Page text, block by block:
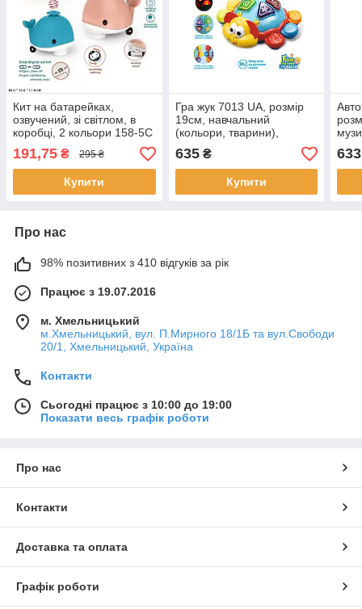
Кит на батарейках,
озвучений, зі світлом, в
коробці, 2 кольори 158-5C
, розмір кита 15-13-
11,5см.
191,75 ₴ 295 ₴
Купити
Гра жук 7013 UA, розмір
19см, навчальний
(кольори, тварини),
танцює, музика, звук
(українською), світло, на
батарейках, в коробці
635₴
Купити
33-
633
Про нас
98% позитивних з 410 відгуків за рік
Працює з 19.07.2016
м. Хмельницький
м.Хмельницький, вул. П.Мирного 18/1Б та вул.Свободи
20/1, Хмельницький, Україна
Контакти
Сьогодні працює з 10:00 до 19:00
Показати весь графік роботи
Про нас
Контакти
Доставка та оплата
Графік роботи